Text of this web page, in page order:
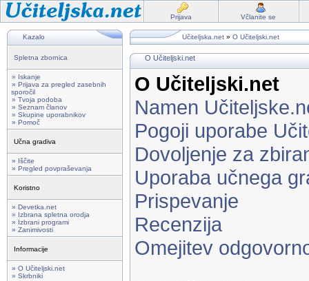
Prijava Včlanite se
Kazalo
Spletna zbornica
» Iskanje
» Prijava za pregled zasebnih
sporočil
» Tvoja podoba
» Seznam članov
» Skupine uporabnikov
» Pomoč
Učna gradiva
» Iščite
» Pregled povpraševanja
Koristno
» Devetka.net
» Izbrana spletna orodja
» Izbrani programi
» Zanimivosti
Informacije
» O Učiteljski.net
» Skrbniki
Učiteljska.net » O Učiteljski.net
O Učiteljski.net
O Učiteljski.net
Namen
Pogoji uporabe
Dovoljenje za
Uporaba učnega
Prispevanje
Recenzija
Omejitev